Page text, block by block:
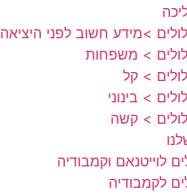
>מידע חשוב לפני היציאה
> משפחות
> קל
> בינוני
> קשה
לוייטנאם וקמבודיה
לקמבודיה